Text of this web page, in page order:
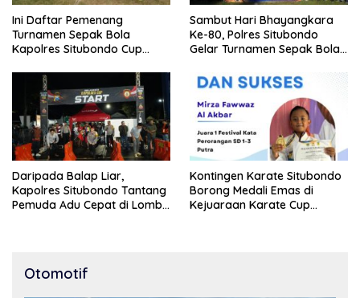
Ini Daftar Pemenang
Turnamen Sepak Bola
Kapolres Situbondo Cup
10 Tahun
Sambut Hari Bhayangkara
Ke-80, Polres Situbondo
Gelar Turnamen Sepak Bola
Daripada Balap Liar,
Kapolres Situbondo Tantang
Pemuda Adu Cepat di Lomba
Kontingen Karate Situbondo
Borong Medali Emas di
Kejuaraan Karate Cup
Otomotif